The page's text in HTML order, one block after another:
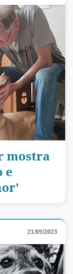
mostra
e
21/09/2023